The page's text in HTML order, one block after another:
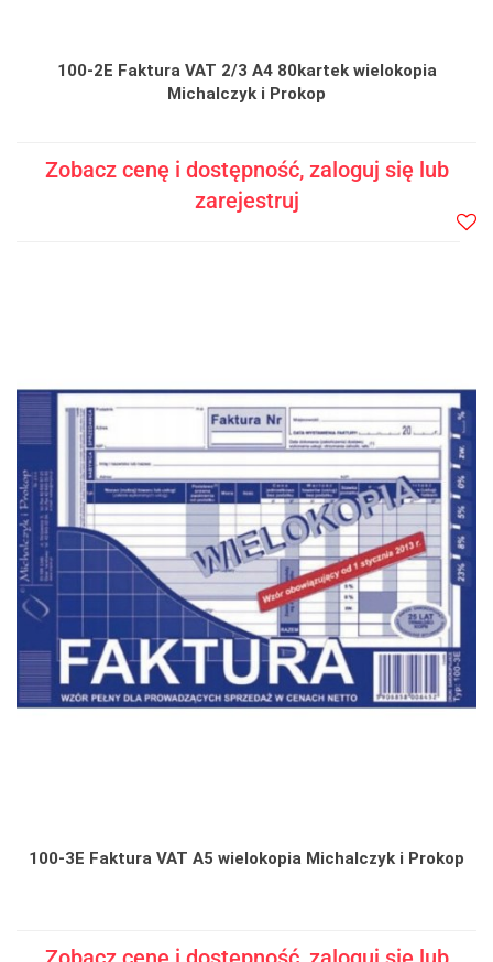
100-2E Faktura VAT 2/3 A4 80kartek wielokopia
Michalczyk i Prokop
Zobacz cenę i dostępność, zaloguj się lub
zarejestruj
100-3E Faktura VAT A5 wielokopia Michalczyk i Prokop